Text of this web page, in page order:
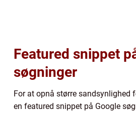
Featured snippet
søgninger
For at opnå større sandsynlighed
en featured snippet på Google